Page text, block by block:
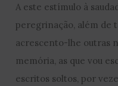
A este estímulo à
peregrinação, além de
acrescento-lhe outras
memória, as que vou
escritos soltos, por